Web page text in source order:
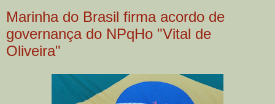
Marinha do Brasil firma acordo de
governança do NPqHo "Vital de
Oliveira"